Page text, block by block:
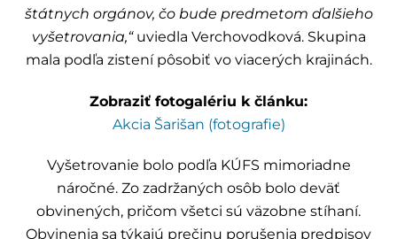
štátnych orgánov, čo bude predmetom ďalšieho
vyšetrovania,“uviedla Verchovodková. Skupina
mala podľa zistení pôsobiť vo viacerých krajinách.
Zobraziť fotogalériu k článku:
Akcia Šarišan (fotografie)
Vyšetrovanie bolo podľa KÚFS mimoriadne
náročné. Zo zadržaných osôb bolo deväť
obvinených, pričom všetci sú väzobne stíhaní.
Obvinenia sa týkajú prečinu porušenia predpisov